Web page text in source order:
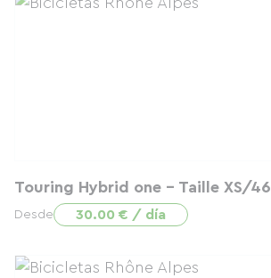
Touring Hybrid one - Taille XS/46
Desde 30.00 € / día